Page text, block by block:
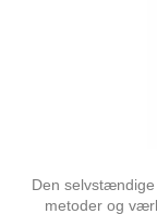
Den
metoder og